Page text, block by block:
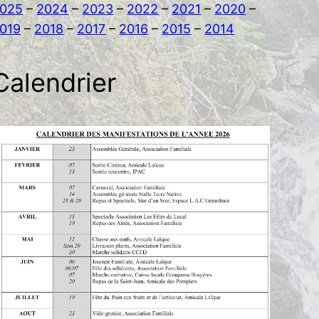
–2024–2023 –2022–2021–2020 –
–2018–2017–2016–2015 – 2014